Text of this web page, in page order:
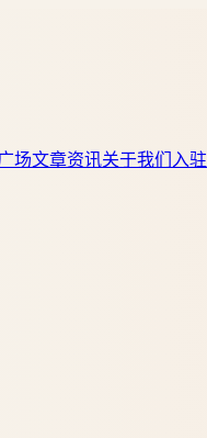
场文章资讯关于我们 入驻